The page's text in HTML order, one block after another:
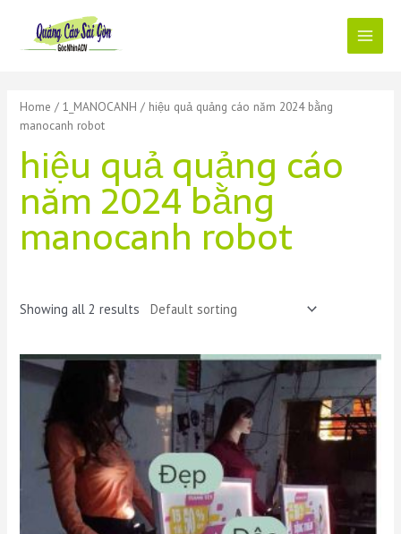
content
Main
Home /1_MANOCANH / hiệu quả quảng cáo năm 2024 bằng
manocanh robot
hiệu quả quảng cáo
năm 2024 bằng
manocanh robot
Showing all 2 results